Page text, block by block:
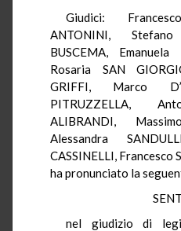
Giudici:
ANTONINI,
BUSCEMA, Emanuela
Rosaria SAN
GRIFFI, Marco
PITRUZZELLA,
ALIBRANDI,
Alessandra
CASSINELLI, Francesco
ha pronunciato la
nel giudizio di